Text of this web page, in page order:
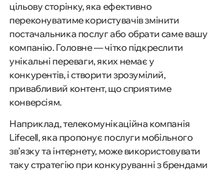
цільову сторінку, яка ефективно
переконуватиме користувачів змінити
постачальника послуг або обрати саме вашу
компанію. Головне — чітко підкреслити
унікальні переваги, яких немає у
конкурентів, і створити зрозумілий,
привабливий контент, що сприятиме
конверсіям.
Наприклад, телекомунікаційна компанія
Lifecell, яка пропонує послуги мобільного
зв’язку та інтернету, може використовувати
таку стратегію при конкуруванні з брендами